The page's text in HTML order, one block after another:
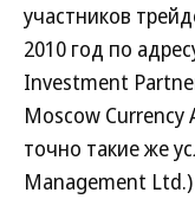
участников
2010 год по
Investment
Moscow Currency
точно такие же
Management